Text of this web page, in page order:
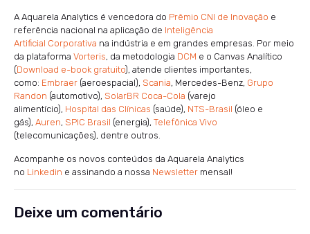
A Aquarela Analytics é vencedora do Prêmio CNI de Inovação e
referência nacional na aplicação de Inteligência
Artificial Corporativa na indústria e em grandes empresas. Por meio
da plataforma Vorteris, da metodologia DCM e o Canvas Analítico
(Download e-book gratuito), atende clientes importantes,
como: Embraer (aeroespacial), Scania, Mercedes-Benz, Grupo
Randon (automotivo), SolarBR Coca-Cola (varejo
alimentício), Hospital das Clínicas (saúde), NTS-Brasil (óleo e
gás), Auren, SPIC Brasil (energia), Telefônica Vivo
(telecomunicações), dentre outros.
Acompanhe os novos conteúdos da Aquarela Analytics
no Linkedin e assinando a nossa Newsletter mensal!
Deixe um comentário